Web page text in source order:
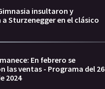
insultaron y
Sturzenegger en el clásico
En febrero se
las ventas - Programa del 26
2024